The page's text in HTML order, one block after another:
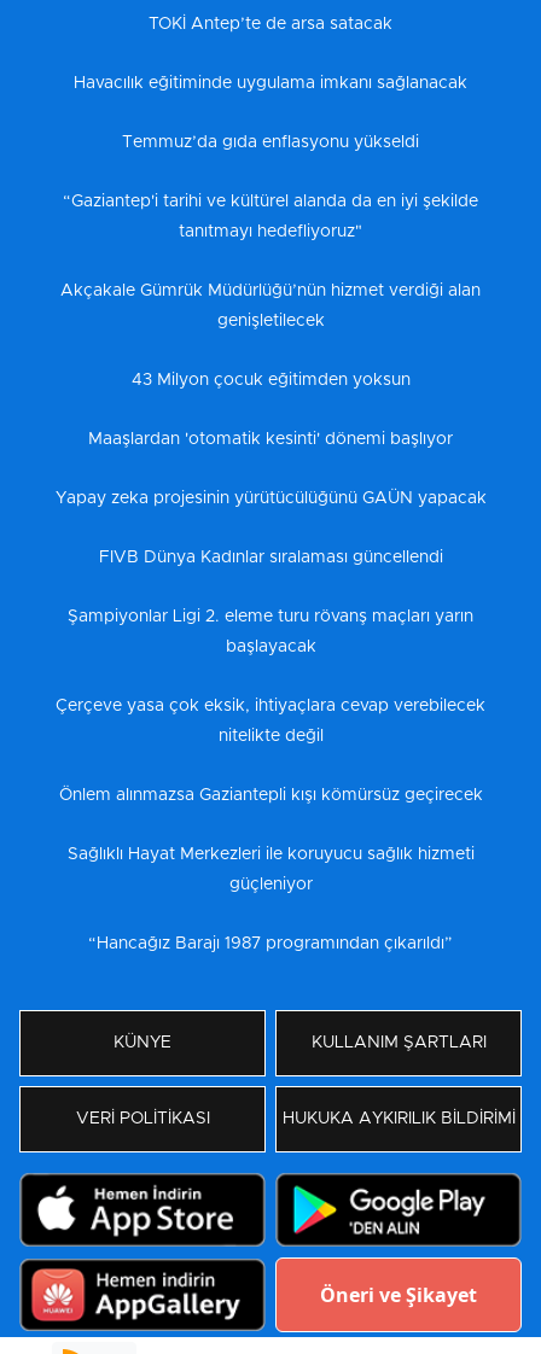
TOKİ Antep’te de arsa satacak
Havacılık eğitiminde uygulama imkanı sağlanacak
Temmuz’da gıda enflasyonu yükseldi
“Gaziantep'i tarihi ve kültürel alanda da en iyi şekilde
tanıtmayı hedefliyoruz"
Akçakale Gümrük Müdürlüğü’nün hizmet verdiği alan
genişletilecek
43 Milyon çocuk eğitimden yoksun
Maaşlardan 'otomatik kesinti' dönemi başlıyor
Yapay zeka projesinin yürütücülüğünü GAÜN yapacak
FIVB Dünya Kadınlar sıralaması güncellendi
Şampiyonlar Ligi 2. eleme turu rövanş maçları yarın
başlayacak
Çerçeve yasa çok eksik, ihtiyaçlara cevap verebilecek
nitelikte değil
Önlem alınmazsa Gaziantepli kışı kömürsüz geçirecek
Sağlıklı Hayat Merkezleri ile koruyucu sağlık hizmeti
güçleniyor
“Hancağız Barajı 1987 programından çıkarıldı”
KÜNYE KULLANIM ŞARTLARI
VERİ POLİTİKASI HUKUKA AYKIRILIK BİLDİRİMİ
Öneri ve Şikayet